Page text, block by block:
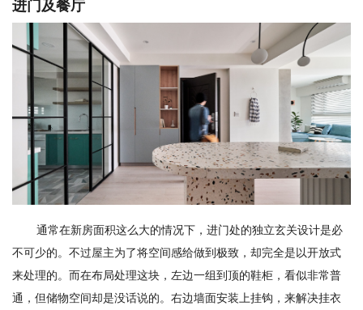
进门及餐厅
通常在新房面积这么大的情况下，进门处的独立玄关设计是必
不可少的。不过屋主为了将空间感给做到极致，却完全是以开放式
来处理的。而在布局处理这块，左边一组到顶的鞋柜，看似非常普
通，但储物空间却是没话说的。右边墙面安装上挂钩，来解决挂衣